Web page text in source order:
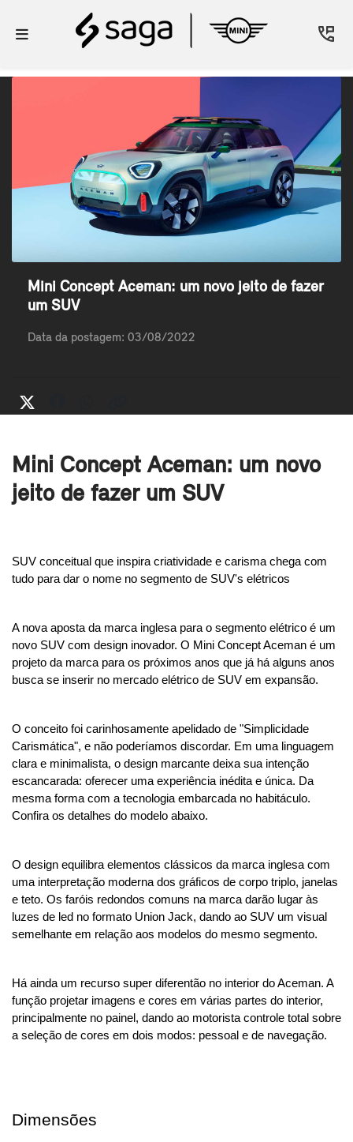
Mini Concept Aceman: um novo jeito de fazer
um SUV
Data da postagem: 03/08/2022
Mini Concept Aceman: um novo
jeito de fazer um SUV
SUV conceitual que inspira criatividade e carisma chega com
tudo para dar o nome no segmento de SUV's elétricos
A nova aposta da marca inglesa para o segmento elétrico é um
novo SUV com design inovador. O Mini Concept Aceman é um
projeto da marca para os próximos anos que já há alguns anos
busca se inserir no mercado elétrico de SUV em expansão.
O conceito foi carinhosamente apelidado de "Simplicidade
Carismática", e não poderíamos discordar. Em uma linguagem
clara e minimalista, o design marcante deixa sua intenção
escancarada: oferecer uma experiência inédita e única. Da
mesma forma com a tecnologia embarcada no habitáculo.
Confira os detalhes do modelo abaixo.
O design equilibra elementos clássicos da marca inglesa com
uma interpretação moderna dos gráficos de corpo triplo, janelas
e teto. Os faróis redondos comuns na marca darão lugar às
luzes de led no formato Union Jack, dando ao SUV um visual
semelhante em relação aos modelos do mesmo segmento.
Há ainda um recurso super diferentão no interior do Aceman. A
função projetar imagens e cores em várias partes do interior,
principalmente no painel, dando ao motorista controle total sobre
a seleção de cores em dois modos: pessoal e de navegação.
Dimensões